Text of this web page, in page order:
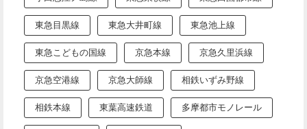
東急目黒線 東急大井町線 東急池上線
東急こどもの国線 京急本線 京急久里浜線
京急空港線 京急大師線 相鉄いずみ野線
相鉄本線 東葉高速鉄道 多摩都市モノレール